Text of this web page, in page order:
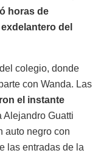
horas de
del
colegio, donde
con Wanda. Las
el instante
Alejandro Guatti
auto negro con
las entradas de la